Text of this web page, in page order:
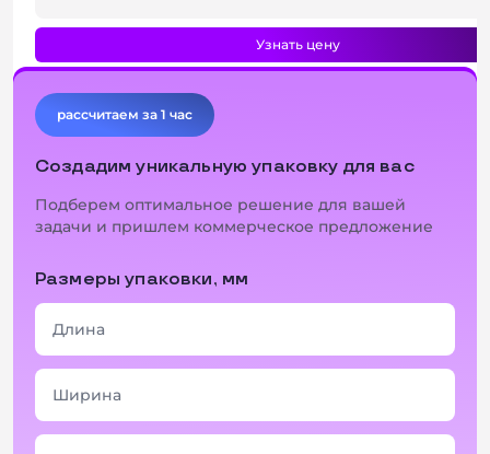
Узнать цену
рассчитаем за 1 час
Создадим уникальную упаковку для вас
Подберем оптимальное решение для вашей
задачи и пришлем коммерческое предложение
Размеры упаковки, мм